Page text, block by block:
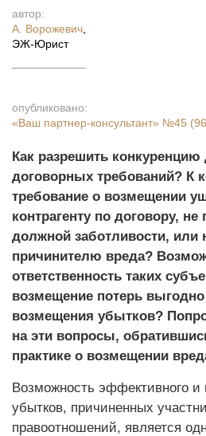
автор:
А. Ворожевич
ЭЖ-Юрист
опубликовано:
«Ваш партнер-консультант» №45
Как разрешить
договорных требований? К
требование о возмещении
контрагенту по договору,
должной заботливости, или
причинителю вреда?
ответственность таких
возмещение потерь выгодно
возмещения убытков?
на эти вопросы,
практике о возмещении
Возможность эффективного и
убытков, причиненных
правоотношений, является